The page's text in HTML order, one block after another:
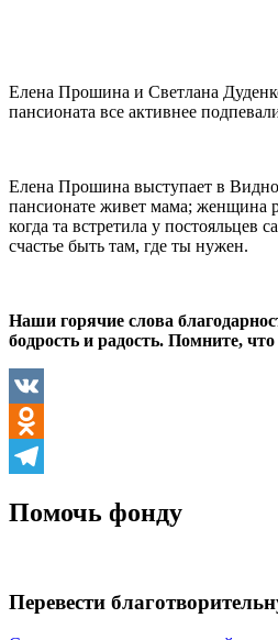
Елена Прошина и Светлана
пансионата все активнее
Елена Прошина выступает в
пансионате живет мама; женщина
когда та встретила у
счастье быть там, где ты нужен.
Наши горячие слова
бодрость и радость. Помните,
VK
Odnoklassniki
Помочь фонду
Перевести